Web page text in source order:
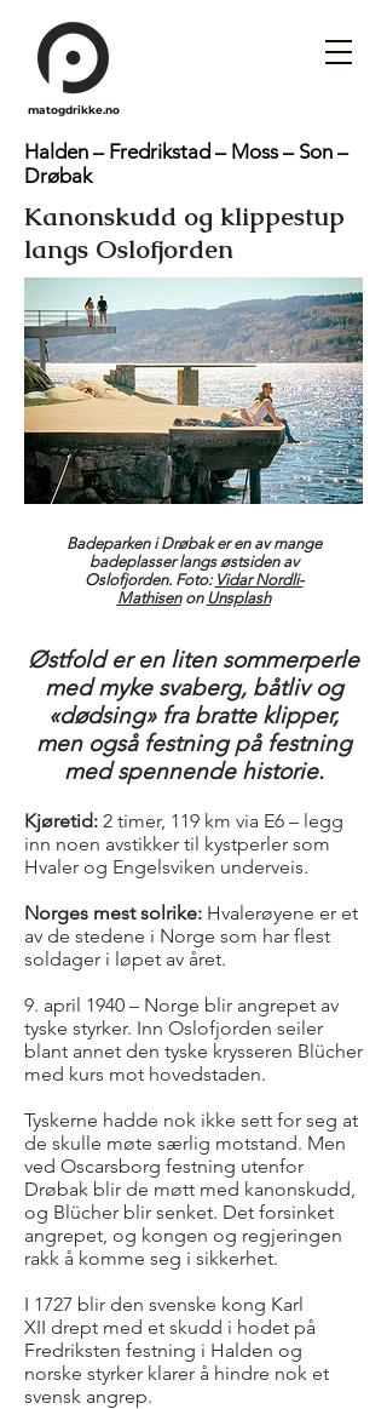
matogdrikke.no
Halden – Fredrikstad – Moss – Son –
Drøbak
Kanonskudd og klippestup
langs Oslofjorden
Badeparken i Drøbak er en av mange
badeplasser langs østsiden av
Oslofjorden. Foto: Vidar Nordli-
Mathisenon Unsplash
Østfold er en liten sommerperle
med myke svaberg, båtliv og
«dødsing» fra bratte klipper,
men også festning på festning
med spennende historie.
Kjøretid: 2 timer, 119 km via E6 – legg
inn noen avstikker til kystperler som
Hvaler og Engelsviken underveis.
Norges mest solrike: Hvalerøyene er et
av de stedene i Norge som har flest
soldager i løpet av året.
9. april 1940 – Norge blir angrepet av
tyske styrker. Inn Oslofjorden seiler
blant annet den tyske krysseren Blücher
med kurs mot hovedstaden.
Tyskerne hadde nok ikke sett for seg at
de skulle møte særlig motstand. Men
ved Oscarsborg festning utenfor
Drøbak blir de møtt med kanonskudd,
og Blücher blir senket. Det forsinket
angrepet, og kongen og regjeringen
rakk å komme seg i sikkerhet.
I 1727 blir den svenske kong Karl
XII drept med et skudd i hodet på
Fredriksten festning i Halden og
norske styrker klarer å hindre nok et
svensk angrep.